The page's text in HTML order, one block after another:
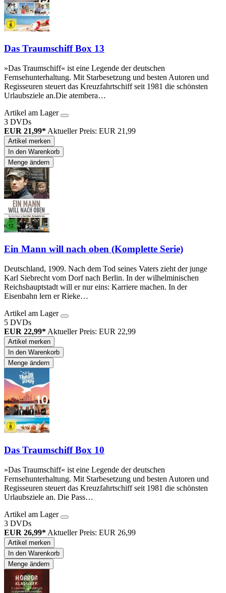
Das Traumschiff Box 13
»Das Traumschiff« ist eine Legende der deutschen
Fernsehunterhaltung. Mit Starbesetzung und besten Autoren und
Regisseuren steuert das Kreuzfahrtschiff seit 1981 die schönsten
Urlaubsziele an.Die atembera…
Artikel am Lager
3 DVDs
EUR 21,99* Aktueller Preis: EUR 21,99
Artikel merken
In den Warenkorb
Menge ändern
Ein Mann will nach oben (Komplette Serie)
Deutschland, 1909. Nach dem Tod seines Vaters zieht der junge
Karl Siebrecht vom Dorf nach Berlin. In der wilhelminischen
Reichshauptstadt will er nur eins: Karriere machen. In der
Eisenbahn lern er Rieke…
Artikel am Lager
5 DVDs
EUR 22,99* Aktueller Preis: EUR 22,99
Artikel merken
In den Warenkorb
Menge ändern
Das Traumschiff Box 10
»Das Traumschiff« ist eine Legende der deutschen
Fernsehunterhaltung. Mit Starbesetzung und besten Autoren und
Regisseuren steuert das Kreuzfahrtschiff seit 1981 die schönsten
Urlaubsziele an. Die Pass…
Artikel am Lager
3 DVDs
EUR 26,99* Aktueller Preis: EUR 26,99
Artikel merken
In den Warenkorb
Menge ändern